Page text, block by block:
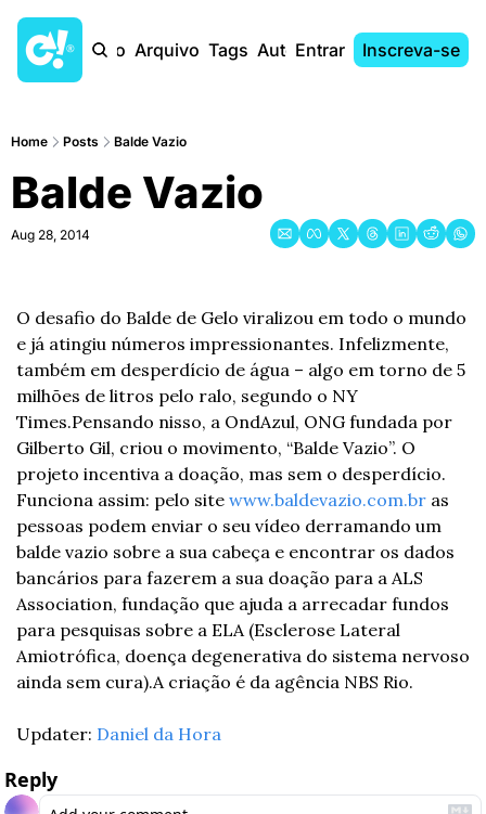
Início Arquivo Tags AutoresEntrar Inscreva-se
Home Posts Balde Vazio
Balde Vazio
Aug 28, 2014
O desafio do Balde de Gelo viralizou em todo o mundo
e já atingiu números impressionantes. Infelizmente,
também em desperdício de água – algo em torno de 5
milhões de litros pelo ralo, segundo o NY
Times.Pensando nisso, a OndAzul, ONG fundada por
Gilberto Gil, criou o movimento, “Balde Vazio”. O
projeto incentiva a doação, mas sem o desperdício.
Funciona assim: pelo site www.baldevazio.com.br as
pessoas podem enviar o seu vídeo derramando um
balde vazio sobre a sua cabeça e encontrar os dados
bancários para fazerem a sua doação para a ALS
Association, fundação que ajuda a arrecadar fundos
para pesquisas sobre a ELA (Esclerose Lateral
Amiotrófica, doença degenerativa do sistema nervoso
ainda sem cura).A criação é da agência NBS Rio.
Updater: Daniel da Hora
Reply